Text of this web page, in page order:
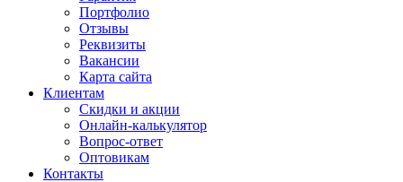
Портфолио
Отзывы
Реквизиты
Вакансии
Карта сайта
Клиентам
Скидки и акции
Онлайн-калькулятор
Вопрос-ответ
Оптовикам
Контакты